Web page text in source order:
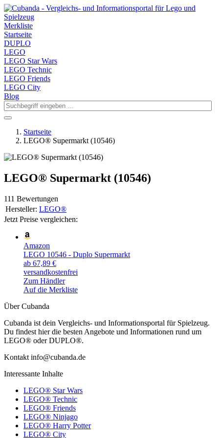
Merkliste
Startseite
DUPLO
LEGO
LEGO Star Wars
LEGO Technic
LEGO Friends
LEGO City
Blog
Startseite
LEGO® Supermarkt (10546)
LEGO® Supermarkt (10546)
111 Bewertungen
Hersteller: LEGO®
Jetzt Preise vergleichen:
Amazon
LEGO 10546 - Duplo Supermarkt
ab 67,89 €
versandkostenfrei
Zum Händler
Auf die Merkliste
Über Cubanda
Cubanda ist dein Vergleichs- und Informationsportal für Spielzeug.
Du findest hier die besten Angebote und Informationen rund um
LEGO® oder DUPLO®.
Kontakt info@cubanda.de
Interessante Inhalte
LEGO® Star Wars
LEGO® Technic
LEGO® Friends
LEGO® Ninjago
LEGO® Harry Potter
LEGO® City